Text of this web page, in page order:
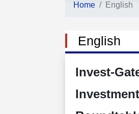
Home English
English
Invest-